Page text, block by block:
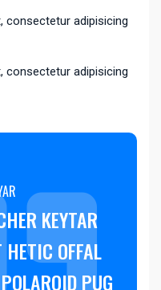
consectetur adipisicing
consectetur adipisicing
KEYTAR
HETIC OFFAL
PUG